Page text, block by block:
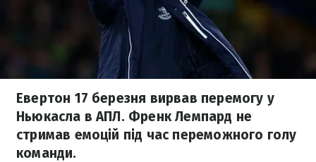
Евертон 17 березня вирвав перемогу у
Ньюкасла в АПЛ. Френк Лемпард не
стримав емоцій під час переможного голу
команди.